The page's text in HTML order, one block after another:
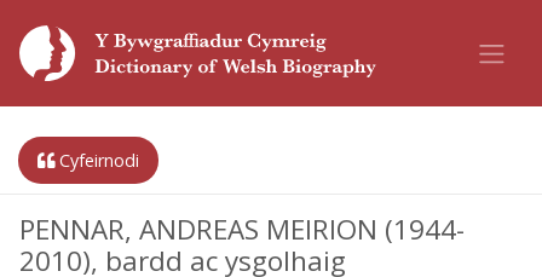
Cyfeirnodi
PENNAR, ANDREAS MEIRION (1944-
2010), bardd ac ysgolhaig